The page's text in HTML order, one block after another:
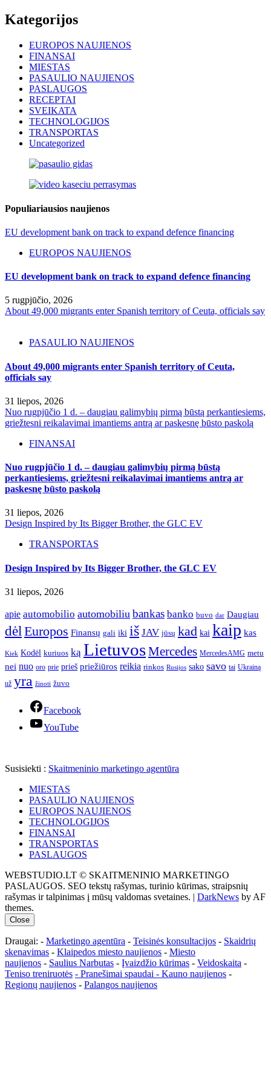
Kategorijos
EUROPOS NAUJIENOS
FINANSAI
MIESTAS
PASAULIO NAUJIENOS
PASLAUGOS
RECEPTAI
SVEIKATA
TECHNOLOGIJOS
TRANSPORTAS
Uncategorized
Populiariausios naujienos
EU development bank on track to expand defence financing
EUROPOS NAUJIENOS
EU development bank on track to expand defence financing
5 rugpjūčio, 2026
About 49,000 migrants enter Spanish territory of Ceuta, officials say
PASAULIO NAUJIENOS
About 49,000 migrants enter Spanish territory of Ceuta,
officials say
31 liepos, 2026
Nuo rugpjūčio 1 d. – daugiau galimybių pirmą būstą perkantiesiems,
griežtesni reikalavimai imantiems antrą ar paskesnę būsto paskolą
FINANSAI
Nuo rugpjūčio 1 d. – daugiau galimybių pirmą būstą
perkantiesiems, griežtesni reikalavimai imantiems antrą ar
paskesnę būsto paskolą
31 liepos, 2026
Design Inspired by Its Bigger Brother, the GLC EV
TRANSPORTAS
Design Inspired by Its Bigger Brother, the GLC EV
31 liepos, 2026
apie automobilio automobiliu bankas banko buvo dar Daugiau
dėl Europos Finansų gali iki iš JAV jūsų kad kai kaip kas
Kiek Kodėl kuriuos ką LietuvosMercedes MercedesAMG metu
nei nuo oro prie prieš priežiūros reikia rinkos Rusijos sako savo tai Ukrainą
už yra žinoti žuvo
Facebook
YouTube
Susisiekti : Skaitmeninio marketingo agentūra
MIESTAS
PASAULIO NAUJIENOS
EUROPOS NAUJIENOS
TECHNOLOGIJOS
FINANSAI
TRANSPORTAS
PASLAUGOS
WEBSTUDIO.LT © SKAITMENINIO MARKETINGO
PASLAUGOS. SEO tekstų rašymas, turinio kūrimas, straipsnių
rašymas ir talpinimas į mūsų valdomas svetaines. | DarkNews by AF
themes.
Close
Draugai: - Marketingo agentūra - Teisinės konsultacijos - Skaidrių
skenavimas - Klaipedos miesto naujienos - Miesto
naujienos - Saulius Narbutas - Įvaizdžio kūrimas - Veidoskaita -
Teniso treniruotės - Pranešimai spaudai - Kauno naujienos -
Regionų naujienos - Palangos naujienos